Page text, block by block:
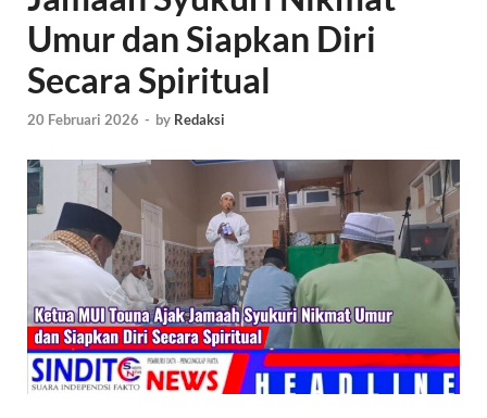
Umur dan Siapkan Diri
Secara Spiritual
20 Februari 2026 - by Redaksi